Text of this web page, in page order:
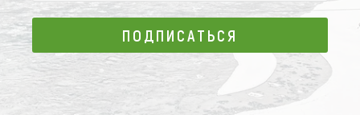
ПОДПИСАТЬСЯ
ПОДПИСАТЬСЯ